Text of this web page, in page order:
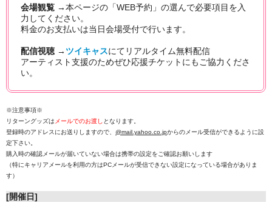
会場観覧 →本ページの「WEB予約」の選んで必要項目を入
力してください。
料金のお支払いは当日会場受付で行います。
配信視聴 → ツイキャスにてリアルタイム無料配信
アーティスト支援のためぜひ応援チケットにもご協力くださ
い。
※注意事項※
リターングッズは メールでのお渡し となります。
登録時のアドレスにお送りしますので、 @mail.yahoo.co.jpからのメール受信ができるように設
定下さい。
購入時の確認メールが届いていない場合は携帯の設定をご確認お願いします
（特にキャリアメールを利用の方はPCメールが受信できない設定になっている場合がありま
す）
[開催日]